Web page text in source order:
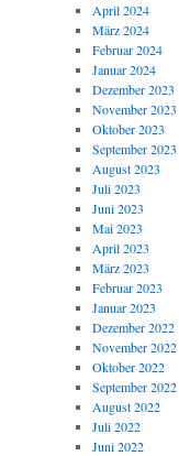
April 2024
März 2024
Februar 2024
Januar 2024
Dezember 2023
November 2023
Oktober 2023
September 2023
August 2023
Juli 2023
Juni 2023
Mai 2023
April 2023
März 2023
Februar 2023
Januar 2023
Dezember 2022
November 2022
Oktober 2022
September 2022
August 2022
Juli 2022
Juni 2022